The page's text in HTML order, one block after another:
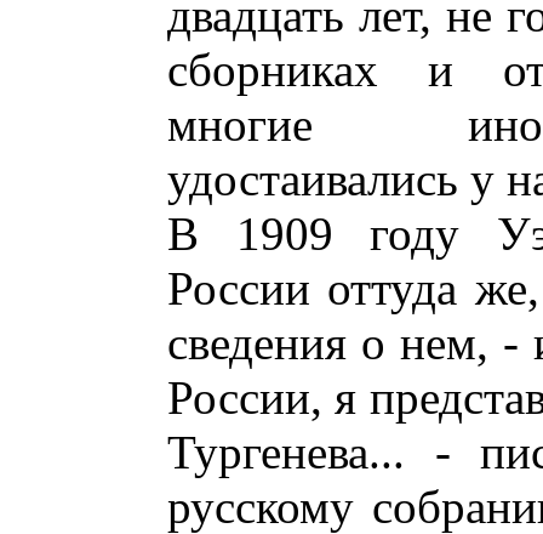
двадцать лет, не
сборниках и
многие
удостаивались у
В 1909 году
России оттуда
сведения о нем, -
России, я
Тургенева... -
русскому